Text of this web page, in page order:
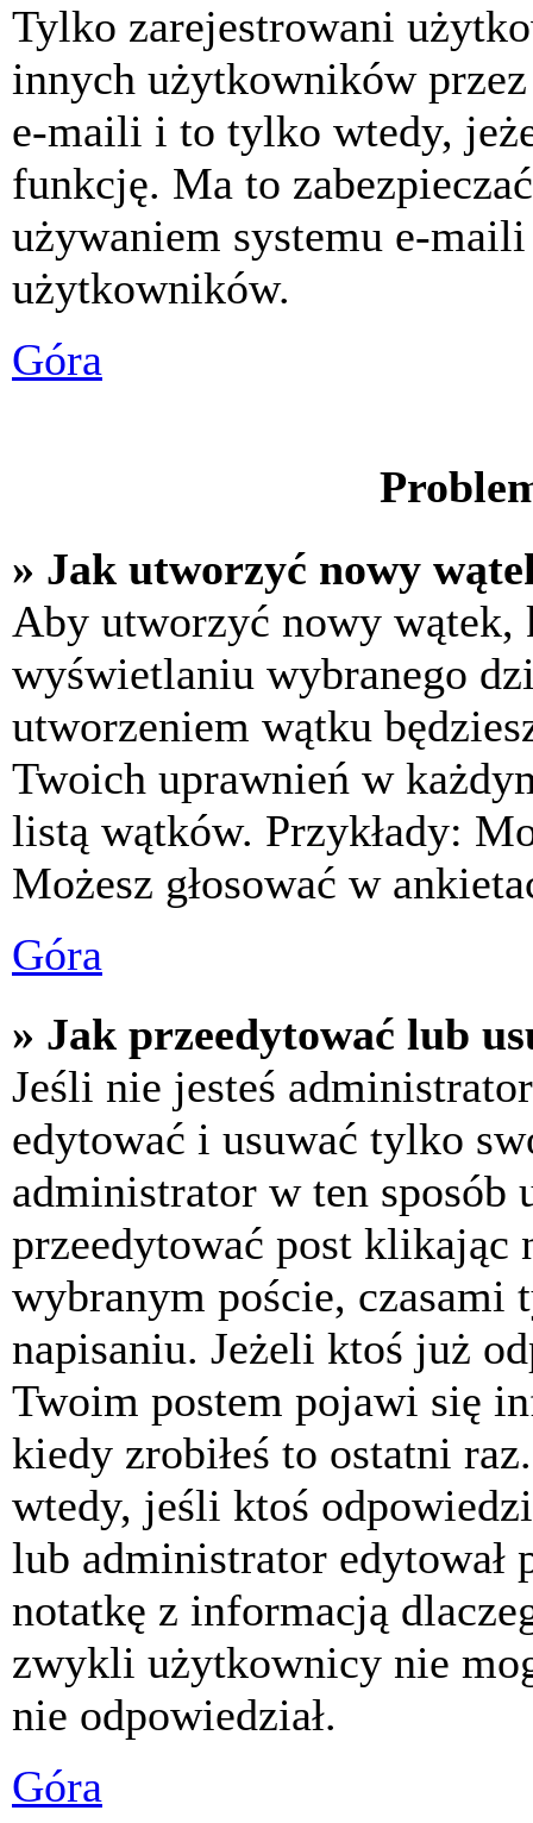
Tylko zarejestrowani
innych użytkowników
e-maili i to tylko wtedy,
funkcję. Ma to
używaniem systemu e-
użytkowników.
Góra
» Jak utworzyć nowy
Aby utworzyć nowy
wyświetlaniu wybranego
utworzeniem wątku
Twoich uprawnień w
listą wątków. Przykłady:
Możesz głosować w
Góra
» Jak przeedytować lub
Jeśli nie jesteś
edytować i usuwać tylko
administrator w ten sposób
przeedytować post klikając
wybranym poście, czasami
napisaniu. Jeżeli ktoś już
Twoim postem pojawi się
kiedy zrobiłeś to ostatni
wtedy, jeśli ktoś
lub administrator edytował
notatkę z informacją
zwykli użytkownicy nie
nie odpowiedział.
Góra